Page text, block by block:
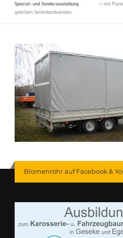
Spezial- und Sonderausstattung
> mit
geteilten Seitenbordwänden
Blomenröhr auf Facebook &